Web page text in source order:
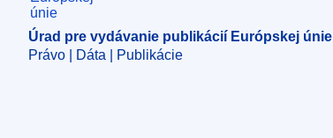
Úrad pre vydávanie publikácií Európskej únie
Právo | Dáta | Publikácie